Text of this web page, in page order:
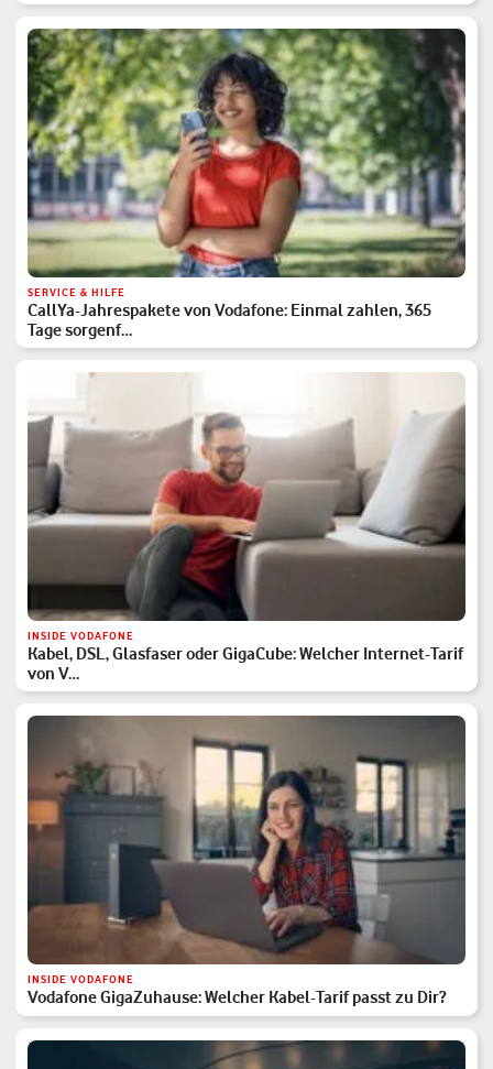
SERVICE & HILFE
CallYa-Jahrespakete von Vodafone: Einmal zahlen, 365
Tage sorgenf…
INSIDE VODAFONE
Kabel, DSL, Glasfaser oder GigaCube: Welcher Internet-Tarif
von V…
INSIDE VODAFONE
Vodafone GigaZuhause: Welcher Kabel-Tarif passt zu Dir?